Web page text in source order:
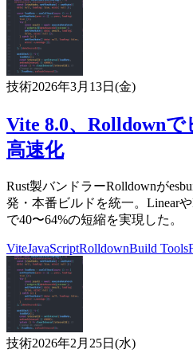
技術2026年3月13日(金)
Vite 8.0、Rolldown
高速化
Rust製バンドラーRolldownが
発・本番ビルドを統一。Linear
で40〜64%の短縮を実現した。
ViteJavaScriptRolldownBuild Tools
技術2026年2月25日(水)